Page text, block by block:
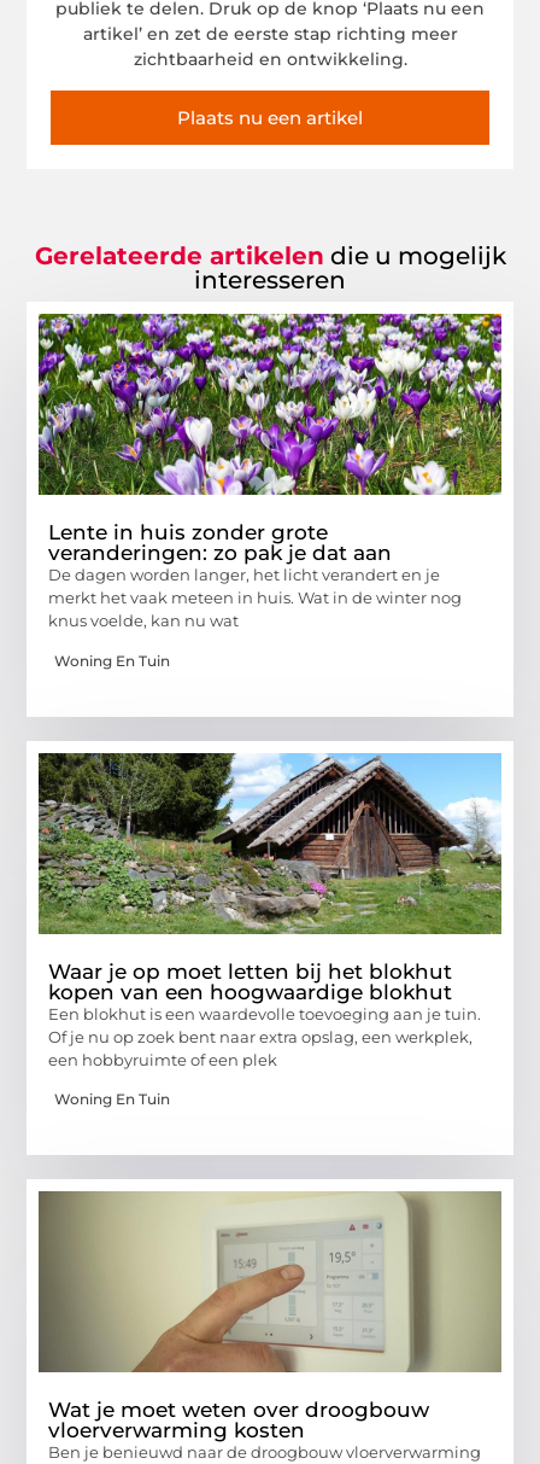
publiek te delen. Druk op de knop ‘Plaats nu een
artikel’ en zet de eerste stap richting meer
zichtbaarheid en ontwikkeling.
Plaats nu een artikel
Gerelateerde artikelen die u mogelijk
interesseren
Lente in huis zonder grote
veranderingen: zo pak je dat aan
De dagen worden langer, het licht verandert en je
merkt het vaak meteen in huis. Wat in de winter nog
knus voelde, kan nu wat
Woning En Tuin
Waar je op moet letten bij het blokhut
kopen van een hoogwaardige blokhut
Een blokhut is een waardevolle toevoeging aan je tuin.
Of je nu op zoek bent naar extra opslag, een werkplek,
een hobbyruimte of een plek
Woning En Tuin
Wat je moet weten over droogbouw
vloerverwarming kosten
Ben je benieuwd naar de droogbouw vloerverwarming